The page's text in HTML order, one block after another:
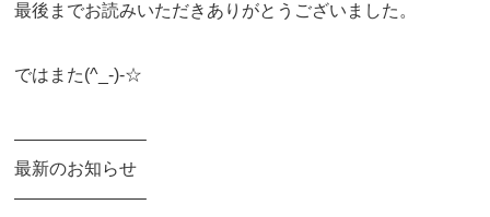
最後までお読みいただきありがとうございました。
ではまた(^_-)-☆
———————–
最新のお知らせ
———————–